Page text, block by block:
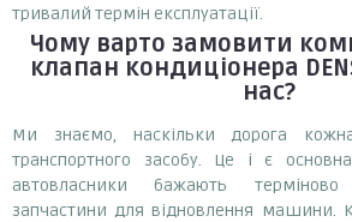
тривалий термін експлуатації.
Чому варто замовити
клапан кондиціонера
нас?
Ми знаємо, наскільки дорога
транспортного засобу. Це і є
автовласники бажають терміново
запчастини для відновлення машини.